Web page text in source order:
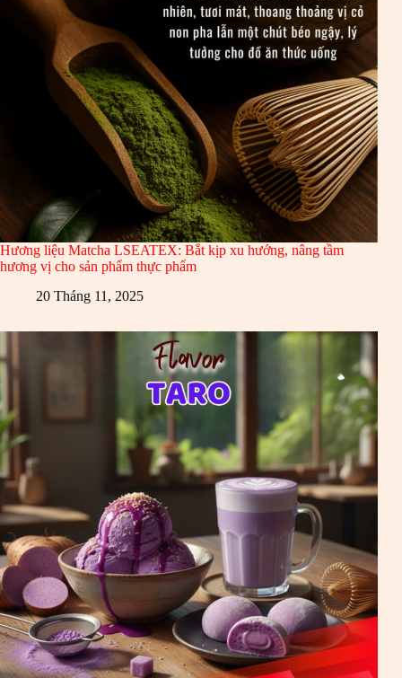
Hương liệu Matcha LSEATEX: Bắt kịp xu hướng, nâng tầm
hương vị cho sản phẩm thực phẩm
20 Tháng 11, 2025